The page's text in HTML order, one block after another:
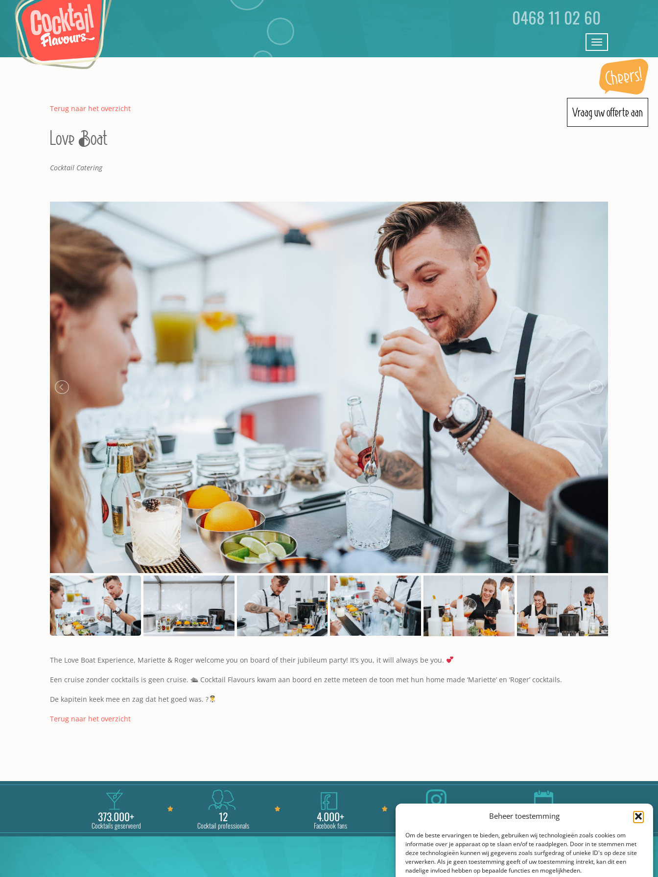
Beheer toestemming
Om de beste ervaringen te bieden, gebruiken wij technologieën zoals cookies om
informatie over je apparaat op te slaan en/of te raadplegen. Door in te stemmen met
deze technologieën kunnen wij gegevens zoals surfgedrag of unieke ID's op deze site
verwerken. Als je geen toestemming geeft of uw toestemming intrekt, kan dit een
nadelige invloed hebben op bepaalde functies en mogelijkheden.
0468 11 02 60
Toggle
navigation
Terug naar het overzicht
Love Boat
Cocktail Catering
The Love Boat Experience, Mariette & Roger welcome you on board of their jubileum party! It’s you, it will always be you.
Een cruise zonder cocktails is geen cruise. 🛳 Cocktail Flavours kwam aan boord en zette meteen de toon met hun home made ‘Mariette’ en ‘Roger’ cocktails.
De kapitein keek mee en zag dat het goed was. ?‍
Terug naar het overzicht
373.000+
Cocktails geserveerd
12
Cocktail professionals
4.000+
Facebook fans
20+
Vraag uw offerte aan